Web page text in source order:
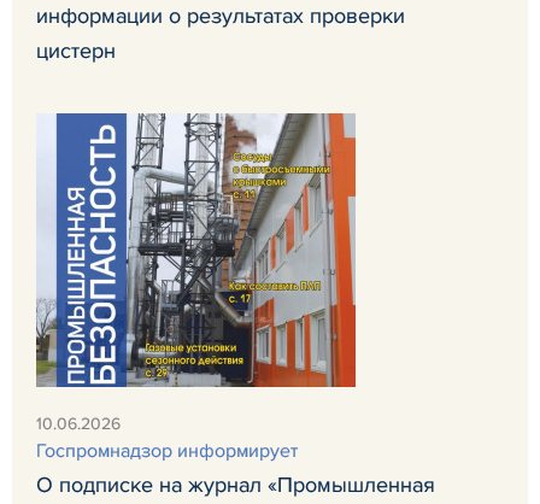
информации о результатах проверки
цистерн
10.06.2026
Госпромнадзор информирует
О подписке на журнал «Промышленная